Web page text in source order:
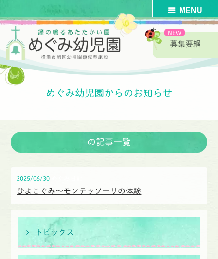
募集要綱
HOME
めぐみ幼児園からのお知らせ
の記事一覧
2025/06/30
ひよこぐみ〜モンテッソーリの体験
トピックス